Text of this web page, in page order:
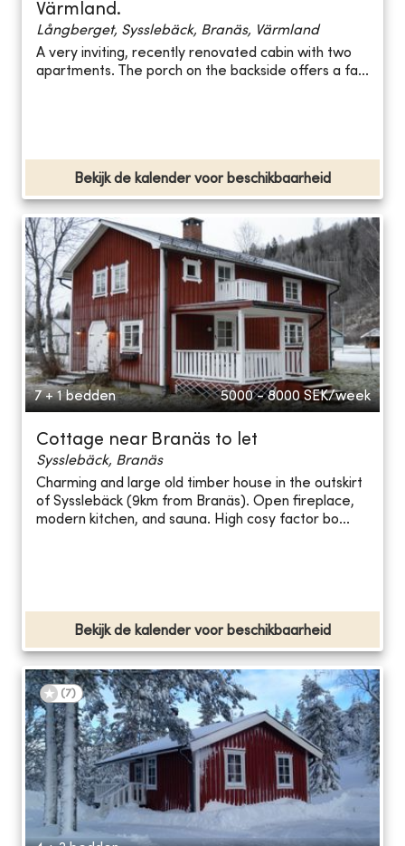
Värmland.
Långberget, Sysslebäck, Branäs, Värmland
A very inviting, recently renovated cabin with two
apartments. The porch on the backside offers a fa...
Bekijk de kalender voor beschikbaarheid
7 + 1 bedden 5000 - 8000 SEK/week
Cottage near Branäs to let
Sysslebäck, Branäs
Charming and large old timber house in the outskirt
of Sysslebäck (9km from Branäs). Open fireplace,
modern kitchen, and sauna. High cosy factor bo...
Bekijk de kalender voor beschikbaarheid
(7)